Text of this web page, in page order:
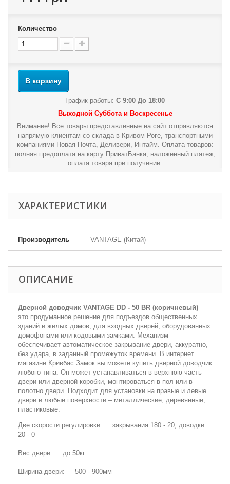
Количество
В корзину
График работы: С 9:00 До 18:00
Выходной Суббота и Воскресенье
Внимание! Все товары представленные на сайт отправляются
напрямую клиентам со склада в Кривом Роге, транспортными
компаниями Новая Почта, Деливери, Интайм. Оплата товаров:
полная предоплата на карту ПриватБанка, наложенный платеж,
оплата товара при получении.
ХАРАКТЕРИСТИКИ
Производитель VANTAGE (Китай)
ОПИСАНИЕ
Дверной доводчик VANTAGE DD - 50 BR (коричневый)
это продуманное решение для подъездов общественных
зданий и жилых домов, для входных дверей, оборудованных
домофонами или кодовыми замками. Механизм
обеспечивает автоматическое закрывание двери, аккуратно,
без удара, в заданный промежуток времени. В интернет
магазине Кривбас Замок вы можете купить дверной доводчик
любого типа. Он может устанавливаться в верхнюю часть
двери или дверной коробки, монтироваться в пол или в
полотно двери. Подходит для установки на правые и левые
двери и любые поверхности – металлические, деревянные,
пластиковые.
Две скорости регулировки: закрывания 180 - 20, доводки
20 - 0
Вес двери: до 50кг
Ширина двери: 500 - 900мм